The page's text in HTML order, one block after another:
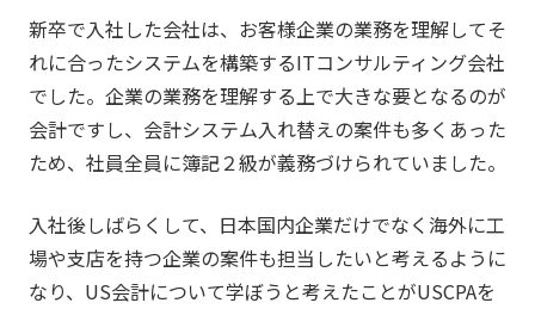
新卒で入社した会社は、お客様企業の業務を理解してそ
れに合ったシステムを構築するITコンサルティング会社
でした。企業の業務を理解する上で大きな要となるのが
会計ですし、会計システム入れ替えの案件も多くあった
ため、社員全員に簿記２級が義務づけられていました。
入社後しばらくして、日本国内企業だけでなく海外に工
場や支店を持つ企業の案件も担当したいと考えるように
なり、US会計について学ぼうと考えたことがUSCPAを